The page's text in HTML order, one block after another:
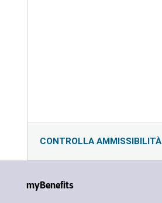
CONTROLLA AMMISSIBILITÀ
myBenefits